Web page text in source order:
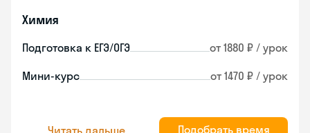
Химия
Подготовка к ЕГЭ/ОГЭ от 1880 ₽ / урок
Мини-курс от 1470 ₽ / урок
Читать дальше Подобрать время